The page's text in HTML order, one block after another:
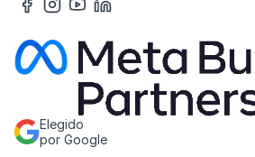
Elegido
por Google